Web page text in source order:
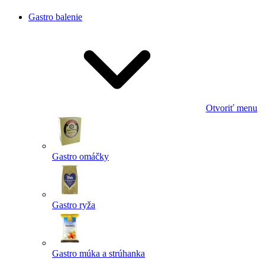
Gastro balenie
Otvoriť menu
Gastro omáčky
Gastro ryža
Gastro múka a strúhanka